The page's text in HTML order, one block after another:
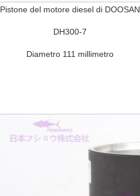
Pistone del motore diesel di DOOSAN
DH300-7
Diametro 111 millimetro